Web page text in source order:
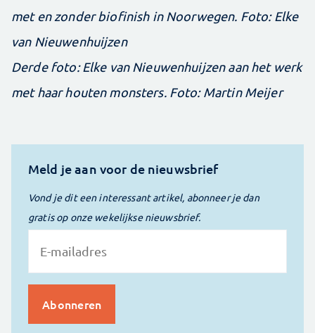
met en zonder biofinish in Noorwegen. Foto: Elke
van Nieuwenhuijzen
Derde foto: Elke van Nieuwenhuijzen aan het werk
met haar houten monsters. Foto: Martin Meijer
Meld je aan voor de nieuwsbrief
Vond je dit een interessant artikel, abonneer je dan
gratis op onze wekelijkse nieuwsbrief.